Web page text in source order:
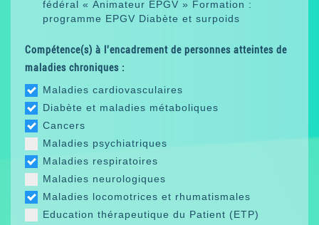
fédéral « Animateur EPGV » Formation :
programme EPGV Diabète et surpoids
Compétence(s) à l'encadrement de personnes atteintes de
maladies chroniques :
Maladies cardiovasculaires
Diabète et maladies métaboliques
Cancers
Maladies psychiatriques
Maladies respiratoires
Maladies neurologiques
Maladies locomotrices et rhumatismales
Education thérapeutique du Patient (ETP)